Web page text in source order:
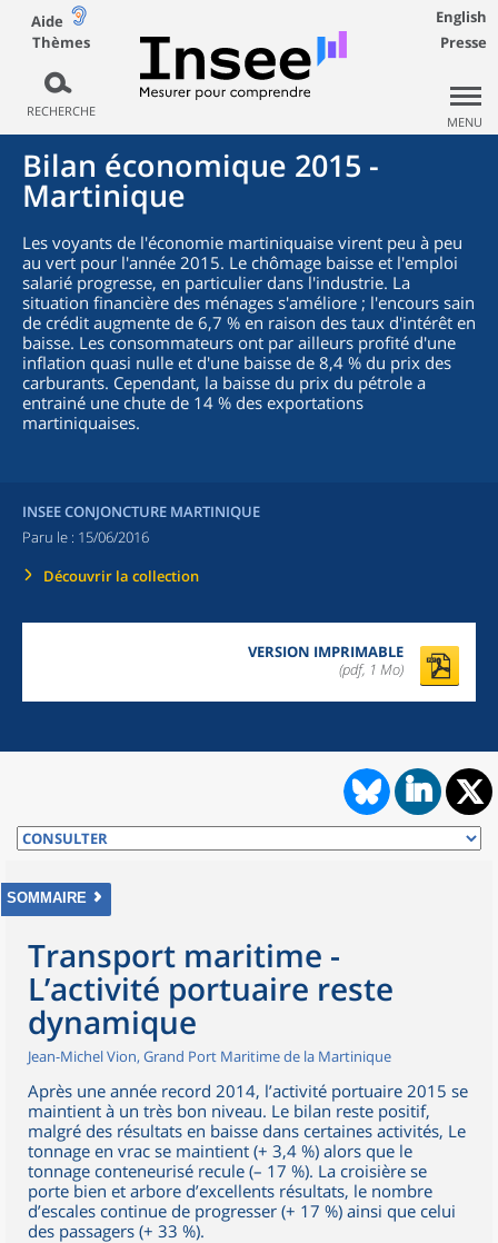
Aide
Thèmes
RECHERCHE
English
Presse
MENU
Bilan économique 2015 -
Martinique
Les voyants de l'économie martiniquaise virent peu à peu
au vert pour l'année 2015. Le chômage baisse et l'emploi
salarié progresse, en particulier dans l'industrie. La
situation financière des ménages s'améliore ; l'encours sain
de crédit augmente de 6,7 % en raison des taux d'intérêt en
baisse. Les consommateurs ont par ailleurs profité d'une
inflation quasi nulle et d'une baisse de 8,4 % du prix des
carburants. Cependant, la baisse du prix du pétrole a
entrainé une chute de 14 % des exportations
martiniquaises.
INSEE CONJONCTURE MARTINIQUE
Paru le : 15/06/2016
Découvrir la collection
VERSION IMPRIMABLE
(pdf, 1 Mo)
SOMMAIRE
Transport maritime -
L’activité portuaire reste
dynamique
Jean-Michel Vion, Grand Port Maritime de la Martinique
Après une année record 2014, l’activité portuaire 2015 se
maintient à un très bon niveau. Le bilan reste positif,
malgré des résultats en baisse dans certaines activités, Le
tonnage en vrac se maintient (+ 3,4 %) alors que le
tonnage conteneurisé recule (– 17 %). La croisière se
porte bien et arbore d’excellents résultats, le nombre
d’escales continue de progresser (+ 17 %) ainsi que celui
des passagers (+ 33 %).